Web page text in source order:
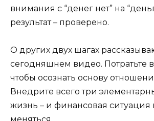
внимания с “денег нет” на
результат – проверено.
О других двух шагах
сегодняшнем видео. Потратьте
чтобы осознать основу
Внедрите всего три
жизнь – и финансовая ситуация